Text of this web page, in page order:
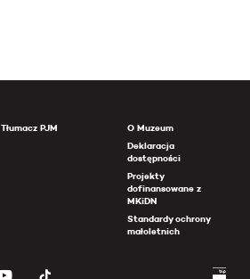
Tłumacz PJM
O Muzeum
Deklaracja
dostępności
Projekty
dofinansowane z
MKiDN
Standardy ochrony
małoletnich